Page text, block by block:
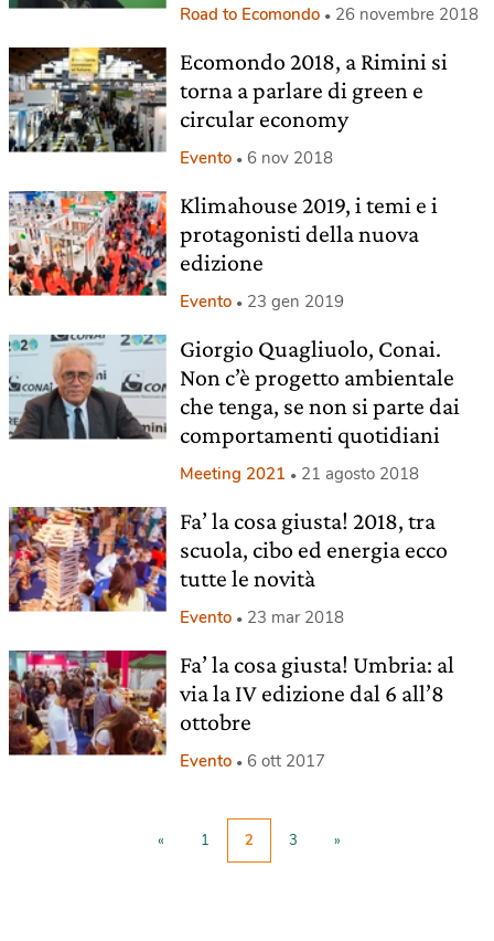
Road to Ecomondo 26 novembre 2018
Ecomondo 2018, a Rimini si
torna a parlare di green e
circular economy
Evento 6 nov 2018
Klimahouse 2019, i temi e i
protagonisti della nuova
edizione
Evento 23 gen 2019
Giorgio Quagliuolo, Conai.
Non c’è progetto ambientale
che tenga, se non si parte dai
comportamenti quotidiani
Meeting 2021 21 agosto 2018
Fa’ la cosa giusta! 2018, tra
scuola, cibo ed energia ecco
tutte le novità
Evento 23 mar 2018
Fa’ la cosa giusta! Umbria: al
via la IV edizione dal 6 all’8
ottobre
Evento 6 ott 2017
« 1 2 3 »